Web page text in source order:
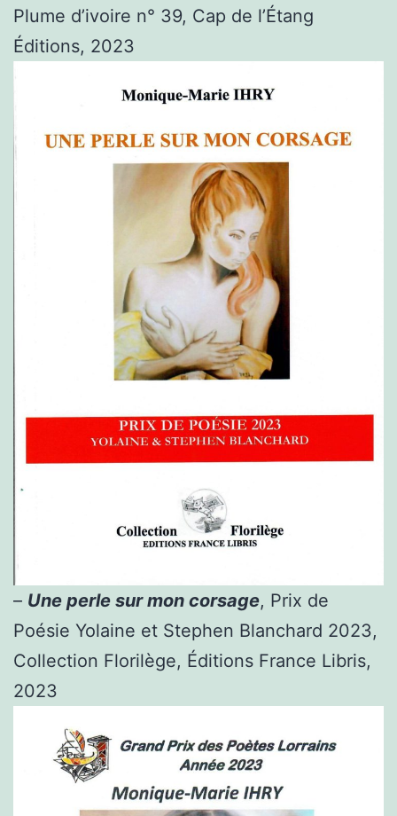
Plume d’ivoire n° 39, Cap de l’Étang
Éditions, 2023
– Une perle sur mon corsage, Prix de
Poésie Yolaine et Stephen Blanchard 2023,
Collection Florilège, Éditions France Libris,
2023